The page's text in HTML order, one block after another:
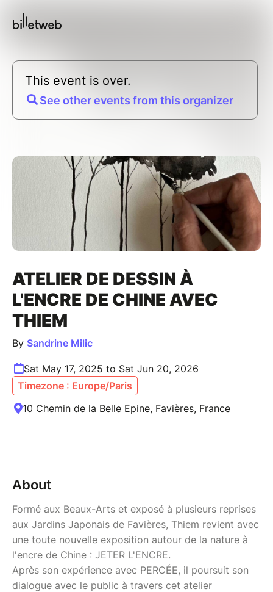
This event is over.
See other events from this organizer
ATELIER DE DESSIN À
L'ENCRE DE CHINE AVEC
THIEM
By Sandrine Milic
Sat May 17, 2025 to Sat Jun 20, 2026
Timezone : Europe/Paris
10 Chemin de la Belle Epine, Favières, France
About
Formé aux Beaux-Arts et exposé à plusieurs reprises
aux Jardins Japonais de Favières, Thiem revient avec
une toute nouvelle exposition autour de la nature à
l'encre de Chine : JETER L'ENCRE.
Après son expérience avec PERCÉE, il poursuit son
dialogue avec le public à travers cet atelier